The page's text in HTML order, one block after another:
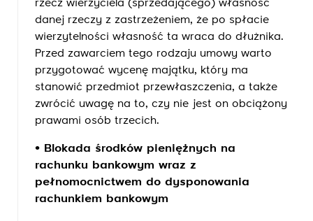
rzecz wierzyciela (sprzedającego) własność
danej rzeczy z zastrzeżeniem, że po spłacie
wierzytelności własność ta wraca do dłużnika.
Przed zawarciem tego rodzaju umowy warto
przygotować wycenę majątku, który ma
stanowić przedmiot przewłaszczenia, a także
zwrócić uwagę na to, czy nie jest on obciążony
prawami osób trzecich.
• Blokada środków pieniężnych na
rachunku bankowym wraz z
pełnomocnictwem do dysponowania
rachunkiem bankowym